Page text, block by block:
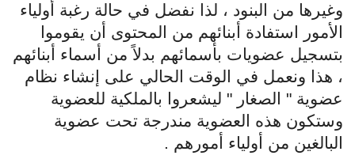
وغيرها من البنود ، لذا نفضل في حالة رغبة أولياء
الأمور استفادة أبنائهم من المحتوى أن يقوموا
بتسجيل عضويات بأسمائهم بدلاً من أسماء أبنائهم
، هذا ونعمل في الوقت الحالي على إنشاء نظام
عضوية " الصغار " ليشعروا بالملكية للعضوية
وستكون هذه العضوية مندرجة تحت عضوية
البالغين من أولياء أمورهم .